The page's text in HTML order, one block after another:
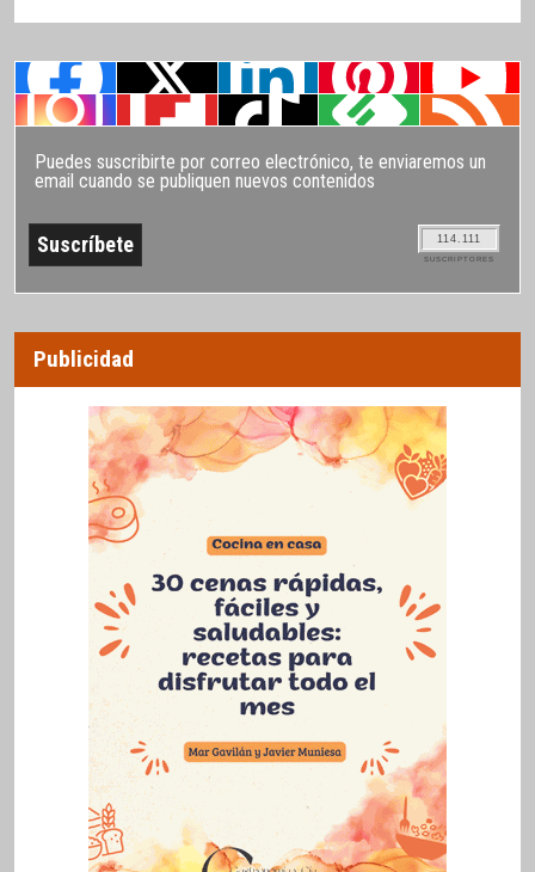
Puedes suscribirte por correo electrónico, te enviaremos un
email cuando se publiquen nuevos contenidos
114.111
SUSCRIPTORES
Publicidad